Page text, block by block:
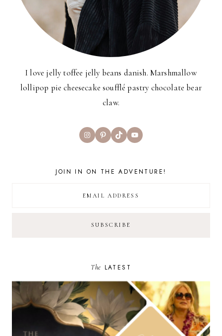
I love jelly toffee jelly beans danish. Marshmallow
lollipop pie cheesecake soufflé pastry chocolate bear
claw.
InstagramPinterest
TikTokYouTube
JOIN IN ON THE ADVENTURE!
The LATEST